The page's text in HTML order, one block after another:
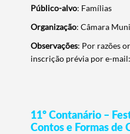
Público-alvo: Famílias
Organização: Câmara
Observações: Por razões
inscrição prévia por e-mail:
11º Contanário –
Contos e Formas de